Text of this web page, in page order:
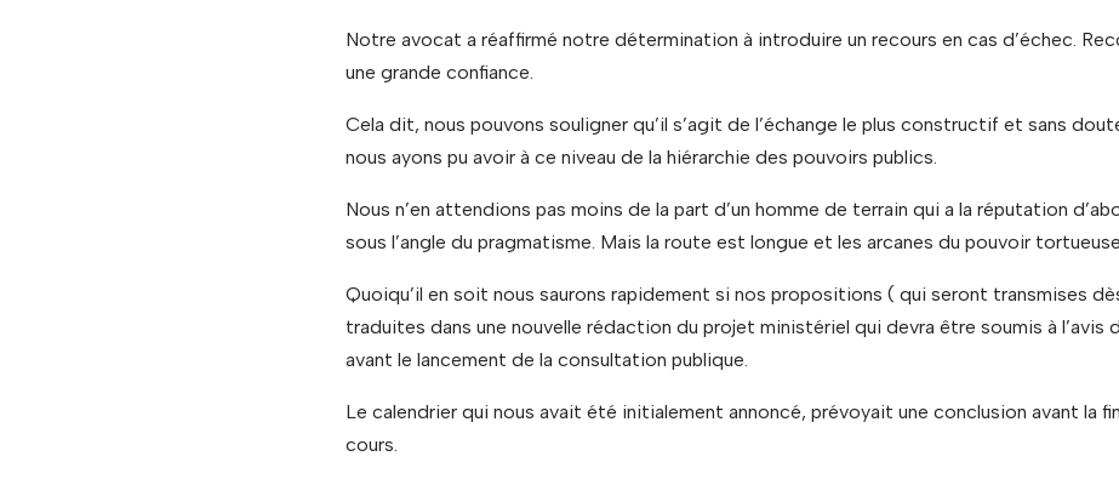
Notre avocat a réaffirmé notre détermination à introduire un recours en cas d’échec.
une grande confiance.
Cela dit, nous pouvons souligner qu’il s’agit de l’échange le plus constructif et sans
nous ayons pu avoir à ce niveau de la hiérarchie des pouvoirs publics.
Nous n’en attendions pas moins de la part d’un homme de terrain qui a la réputation
sous l’angle du pragmatisme. Mais la route est longue et les arcanes du pouvoir
Quoiqu’il en soit nous saurons rapidement si nos propositions ( qui seront transmises
traduites dans une nouvelle rédaction du projet ministériel qui devra être soumis à l’avis
avant le lancement de la consultation publique.
Le calendrier qui nous avait été initialement annoncé, prévoyait une conclusion avant la fin
cours.